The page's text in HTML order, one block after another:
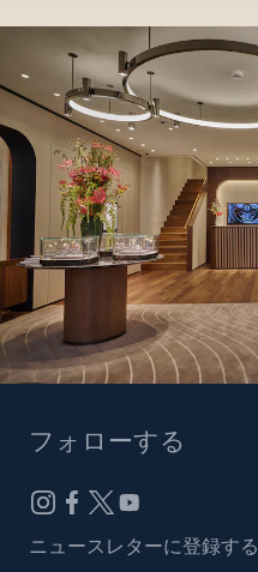
フォローする
ニュースレターに登録する